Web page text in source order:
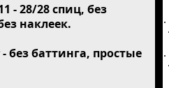
- 28/28 спиц, без
наклеек.
без баттинга, простые